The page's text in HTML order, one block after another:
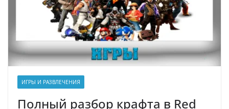
ИГРЫ И РАЗВЛЕЧЕНИЯ
Полный разбор крафта в Red